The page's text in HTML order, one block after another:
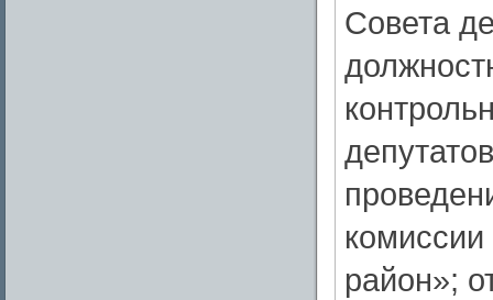
Совета
район»;